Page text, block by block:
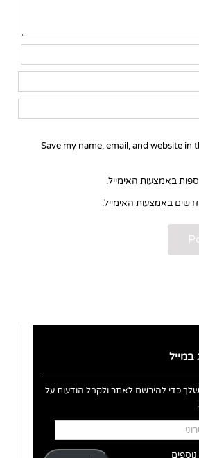
Save my name, email, and website in
באמצעות האימייל.
באמצעות האימייל.
במייל
כדי להירשם לאתר ולקבל הודעות על